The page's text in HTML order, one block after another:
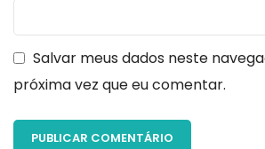
Salvar meus dados neste
próxima vez que eu comentar.